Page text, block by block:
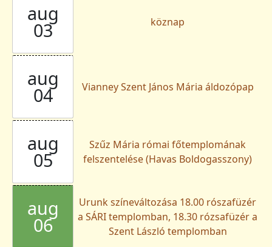
aug
03 köznap
aug
04 Vianney Szent János Mária áldozópap
aug
05
Szűz Mária római főtemplomának
felszentelése (Havas Boldogasszony)
aug
06
Urunk színeváltozása 18.00 rószafüzér
a SÁRI templomban, 18.30 rózsafüzér a
Szent László templomban